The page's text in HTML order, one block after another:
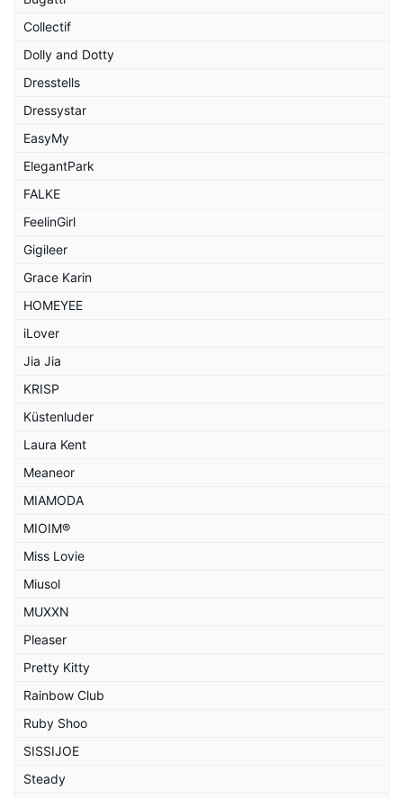
Collectif
Dolly and Dotty
Dresstells
Dressystar
EasyMy
ElegantPark
FALKE
FeelinGirl
Gigileer
Grace Karin
HOMEYEE
iLover
Jia Jia
KRISP
Küstenluder
Laura Kent
Meaneor
MIAMODA
MIOIM®
Miss Lovie
Miusol
MUXXN
Pleaser
Pretty Kitty
Rainbow Club
Ruby Shoo
SISSIJOE
Steady